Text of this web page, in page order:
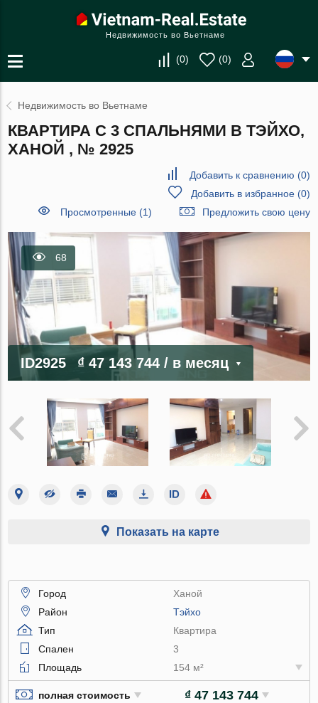
Недвижимость во Вьетнаме
(0) (0)
Недвижимость во Вьетнаме
КВАРТИРА С 3 СПАЛЬНЯМИ В ТЭЙХО,
ХАНОЙ , № 2925
Добавить к сравнению (0)
Добавить в избранное(0)
Просмотренные (1)
Предложить свою цену
68
ID2925 ₫ 47 143 744/ в месяц
Показать на карте
Город
Ханой
Район
Тэйхо
Тип
Квартира
Спален
3
Площадь
154 м²
полная стоимость ₫ 47 143 744